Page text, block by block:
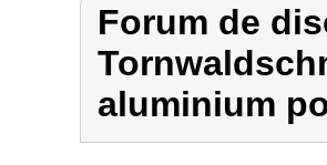
Forum de
aluminium